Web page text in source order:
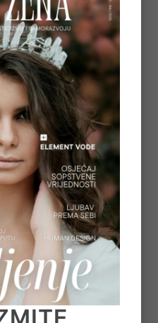
SUSTAVA – ZAŠTO
KADA NAM SE OSTVARUJU
SVE ZNAKOVE ZODIJAKA –
POTREBU ZA KONTROLOM I
SVOM UNUTARNJEM